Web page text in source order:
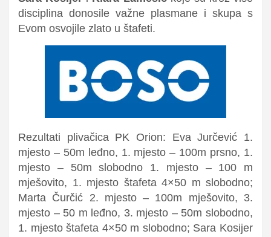
disciplina donosile važne plasmane i skupa s
Evom osvojile zlato u štafeti.
Rezultati plivačica PK Orion: Eva Jurčević 1.
mjesto – 50m leđno, 1. mjesto – 100m prsno, 1.
mjesto – 50m slobodno 1. mjesto – 100 m
mješovito, 1. mjesto štafeta 4×50 m slobodno;
Marta Čurčić 2. mjesto – 100m mješovito, 3.
mjesto – 50 m leđno, 3. mjesto – 50m slobodno,
1. mjesto štafeta 4×50 m slobodno; Sara Kosijer